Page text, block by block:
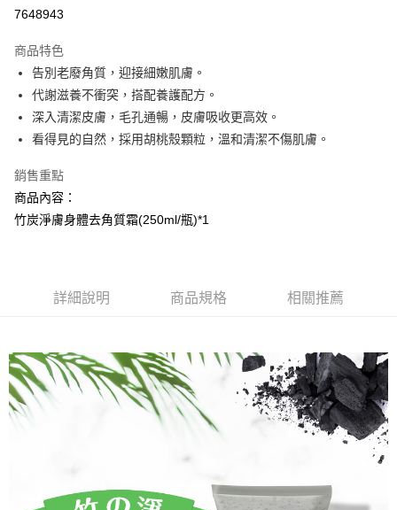
Apple Pay
街口支付
悠遊付
AFTEE先享後付
相關說明
AFTEE先享後付是「在收到商品之後才付款」的支付方式。 讓您購物簡單
３．安心：先確認商品／服務後，再付款。
結帳頁面，進行簡訊認證並確認金額後，即可完成結帳。
２．訂單成立數日內，您將收到繳費通知簡訊。
３．收到繳費通知簡訊後14天內，點擊此簡訊中的連結，可透過四大超商／
ATM／網路銀行／等多元方式進行付款，方視為交易完成。
※ 請注意：結帳手續完成當下不需立刻繳費，但若您需要取消訂單，請聯絡
購買商品的店家。未經商家同意取消之訂單仍視為有效，需透過AFTEE先享
※ 交易是否成功請以「AFTEE先享後付 」之結帳頁面顯示為準，若有關於
客戶支援中心」https://netprotections.freshdesk.com/support/home
宅配
每筆NT$100，滿NT$1,000(含以上)免運費
查看運費
7648943
商品特色
告別老廢角質，迎接細嫩肌膚。
代謝滋養不衝突，搭配養護配方。
深入清潔皮膚，毛孔通暢，皮膚吸收更高效。
看得見的自然，採用胡桃殼顆粒，溫和清潔不傷肌膚。
銷售重點
商品內容：
竹炭淨膚身體去角質霜(250ml/瓶)*1
詳細說明 商品規格 相關推薦